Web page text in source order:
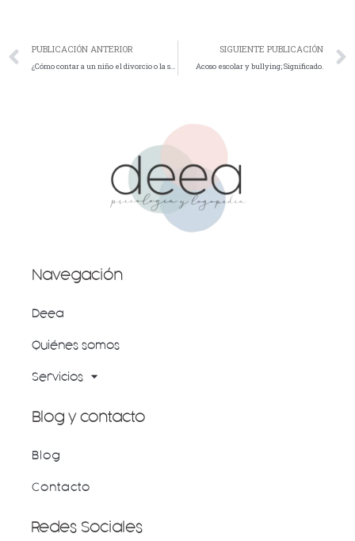
Ant
PUBLICACIÓN ANTERIOR
¿Cómo contar a un niño el divorcio o la separación?
SIGUIENTE PUBLICACIÓN
Acoso escolar y bullying; Significado.
Navegación
Deea
Quiénes somos
Servicios
Blog y contacto
Blog
Contacto
Redes Sociales